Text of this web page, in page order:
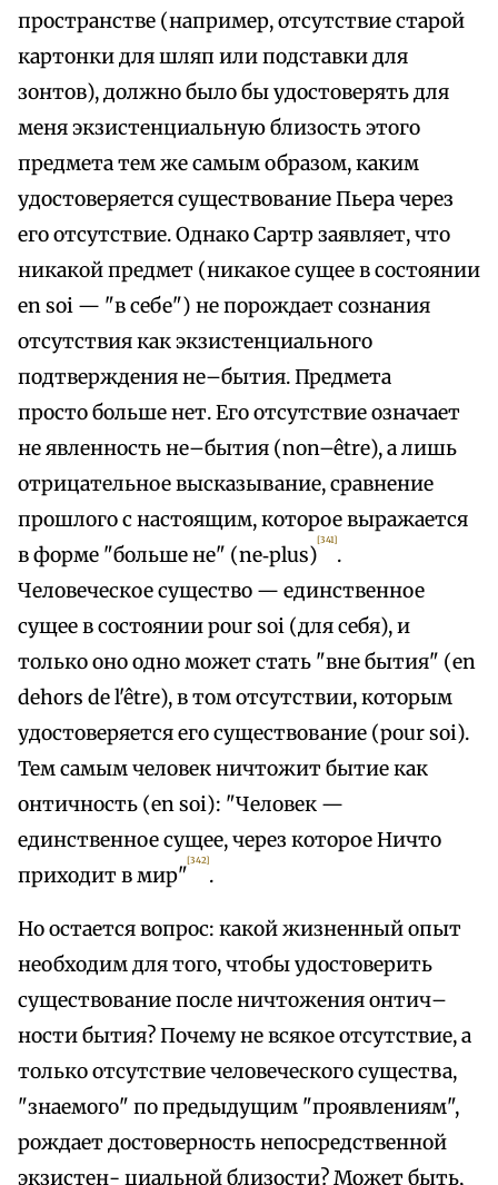
пространстве (например, отсутствие старой
картонки для шляп или подставки для
зонтов), должно было бы удостоверять для
меня экзистенциальную близость этого
предмета тем же самым образом, каким
удостоверяется существование Пьера через
его отсутствие. Однако Сартр заявляет, что
никакой предмет (никакое сущее в состоянии
en soi — "в себе") не порождает сознания
отсутствия как экзистенциального
подтверждения не–бытия. Предмета
просто больше нет. Его отсутствие означает
не явленность не–бытия (non–être), a лишь
отрицательное высказывание, сравнение
прошлого с настоящим, которое выражается
в форме "больше не" (ne‑plus)
[341]
.
Человеческое существо — единственное
сущее в состоянии pour soi (для себя), и
только оно одно может стать "вне бытия" (en
dehors de l'être), в том отсутствии, которым
удостоверяется его существование (pour soi).
Тем самым человек ничтожит бытие как
онтичность (en soi): "Человек —
единственное сущее, через которое Ничто
приходит в мир"
[342]
.
Но остается вопрос: какой жизненный опыт
необходим для того, чтобы удостоверить
существование после ничтожения онтич–
ности бытия? Почему не всякое отсутствие, а
только отсутствие человеческого существа,
"знаемого" по предыдущим "проявлениям",
рождает достоверность непосредственной
экзистен- циальной близости? Может быть,